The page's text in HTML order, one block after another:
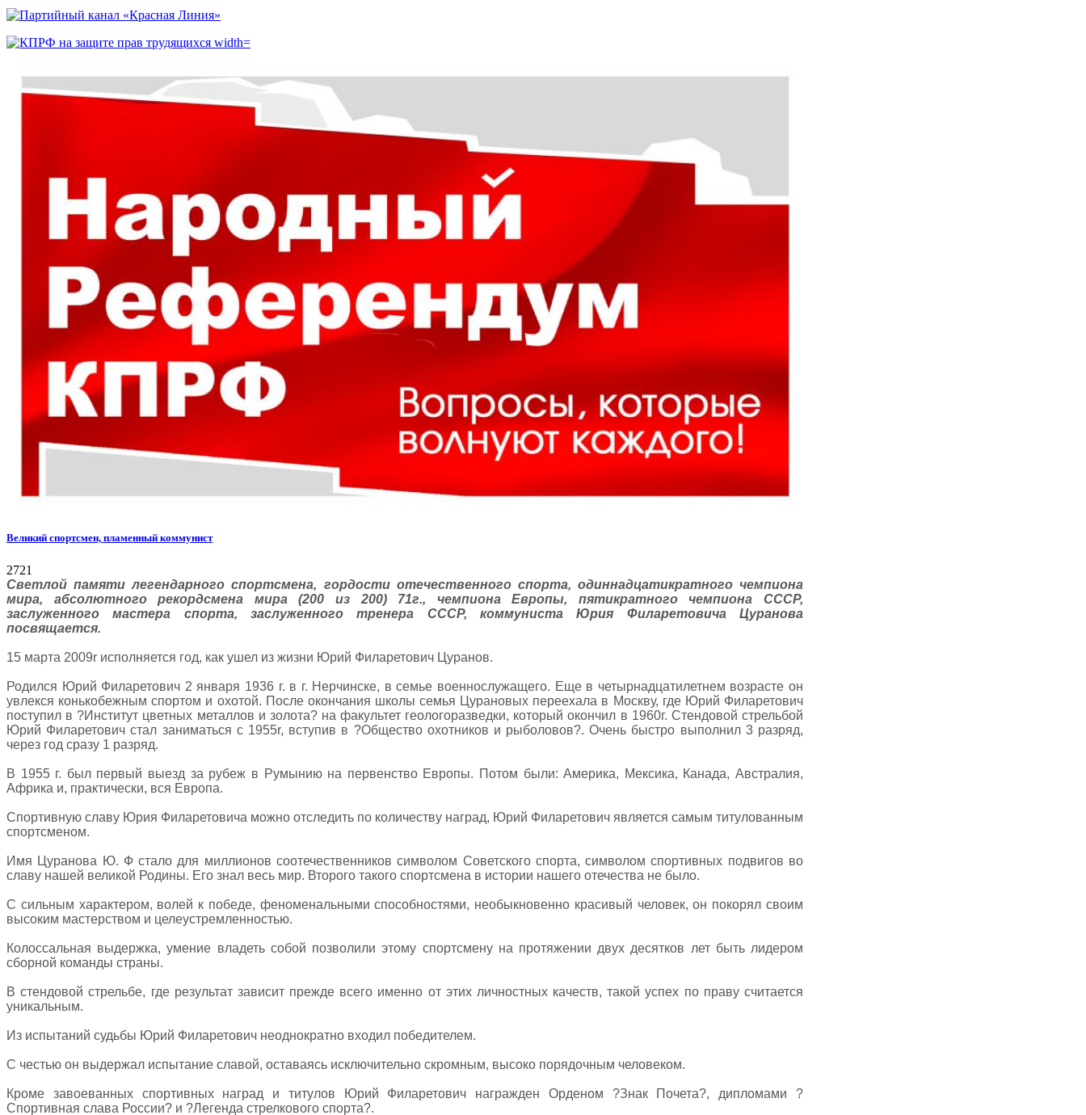
Великий спортсмен, пламенный коммунист
2721
Светлой памяти легендарного спортсмена, гордости отечественного спорта, одиннадцатикратного чемпиона
мира, абсолютного рекордсмена мира (200 из 200) 71г., чемпиона Европы, пятикратного чемпиона СССР,
заслуженного мастера спорта, заслуженного тренера СССР, коммуниста Юрия Филаретовича Цуранова
посвящается.
15 марта 2009r исполняется год, как ушел из жизни Юрий Филаретович Цуранов.
Родился Юрий Филаретович 2 января 1936 г. в г. Нерчинске, в семье военнослужащего. Еще в четырнадцатилетнем возрасте он
увлекся конькобежным спортом и охотой. После окончания школы семья Цурановых переехала в Москву, где Юрий Филаретович
поступил в ?Институт цветных металлов и золота? на факультет геологоразведки, который окончил в 1960г. Стендовой стрельбой
Юрий Филаретович стал заниматься c 1955r, вступив в ?Общество охотников и рыболовов?. Очень быстро выполнил 3 разряд,
через год сразу 1 разряд.
В 1955 г. был первый выезд за рубеж в Румынию на первенство Европы. Потом были: Америка, Мексика, Канада, Австралия,
Африка и, практически, вся Европа.
Спортивную славу Юрия Филаретовича можно отследить по количеству наград, Юрий Филаретович является самым титулованным
спортсменом.
Имя Цуранова Ю. Ф стало для миллионов соотечественников символом Советского спорта, символом спортивных подвигов во
славу нашей великой Родины. Его знал весь мир. Второго такого спортсмена в истории нашего отечества не было.
C сильным характером, волей к победе, феноменальными способностями, необыкновенно красивый человек, он покорял своим
высоким мастерством и целеустремленностью.
Колоссальная выдержка, умение владеть собой позволили этому спортсмену на протяжении двух десятков лет быть лидером
сборной команды страны.
В стендовой стрельбе, где результат зависит прежде всего именно от этих личностных качеств, такой успех по праву считается
уникальным.
Из испытаний судьбы Юрий Филаретович неоднократно входил победителем.
C честью он выдержал испытание славой, оставаясь исключительно скромным, высоко порядочным человеком.
Кроме завоеванных спортивных наград и титулов Юрий Филаретович награжден Орденом ?Знак Почета?, дипломами ?
Спортивная слава России? и ?Легенда стрелкового спорта?.